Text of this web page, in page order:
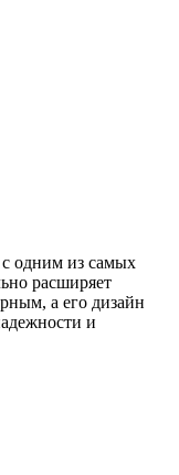
одним из самых
расширяет
а его дизайн
и